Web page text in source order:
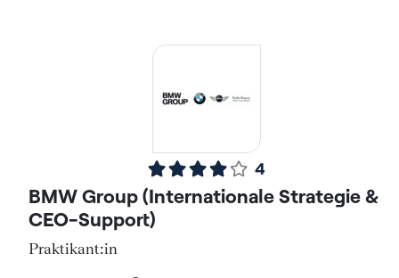
4
BMW Group (Internationale Strategie &
CEO-Support)
Praktikant:in